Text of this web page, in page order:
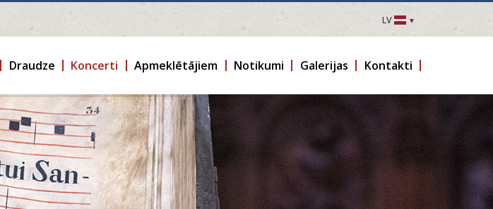
LV
LV
FR
Draudze Koncerti Apmeklētājiem Notikumi Galerijas Kontakti